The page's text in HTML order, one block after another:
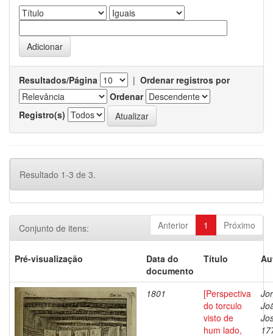
Resultados/Página | Ordenar registros por
Ordenar
Registro(s)
Resultado 1-3 de 3.
Anterior 1 Próximo
Conjunto de itens:
Pré-visualização
Data do
documento
Título
1801
[Perspectiva
do torculo
visto de
hum lado,